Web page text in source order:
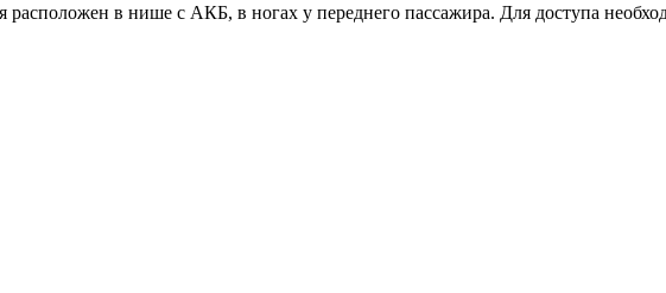
расположен в нише с АКБ, в ногах у переднего пассажира. Для доступа